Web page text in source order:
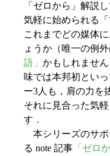
「ゼロから」解説
気軽に始められる
これまでどの媒体
ょうか（唯一の例
語」 かもしれませ
味では本邦初とい
ー3人も，肩の力を
それに見合った気
す．
本シリーズのサポ
る note 記事 「ゼロ